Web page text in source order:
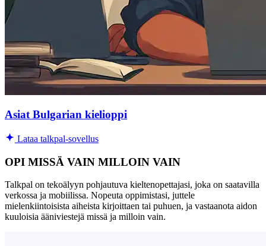
Asiat Bulgarian kielioppi
Lataa talkpal-sovellus
OPI MISSÄ VAIN MILLOIN VAIN
Talkpal on tekoälyyn pohjautuva kieltenopettajasi, joka on saatavilla
verkossa ja mobiilissa. Nopeuta oppimistasi, juttele
mielenkiintoisista aiheista kirjoittaen tai puhuen, ja vastaanota aidon
kuuloisia ääniviestejä missä ja milloin vain.